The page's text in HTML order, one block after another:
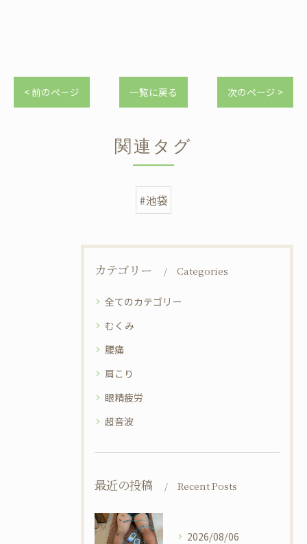
< 前のページ 一覧に戻る 次のページ >
関連タグ
#池袋
カテゴリー Categories
全てのカテゴリー
むくみ
腰痛
肩こり
眼精疲労
超音波
最近の投稿 Recent Posts
2026/08/06